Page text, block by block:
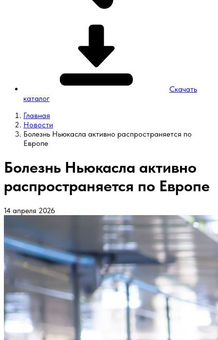
Скачать
каталог
Главная
Новости
Болезнь Ньюкасла активно распространяется по
Европе
Болезнь Ньюкасла активно
распространяется по Европе
14 апреля 2026